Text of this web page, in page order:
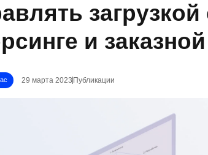
и
29 марта 2023 Публикации